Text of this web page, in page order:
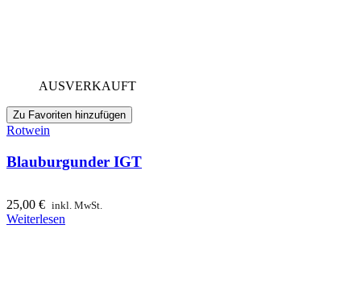
AUSVERKAUFT
Zu Favoriten hinzufügen
Rotwein
Blauburgunder IGT
25,00 € inkl. MwSt.
Weiterlesen